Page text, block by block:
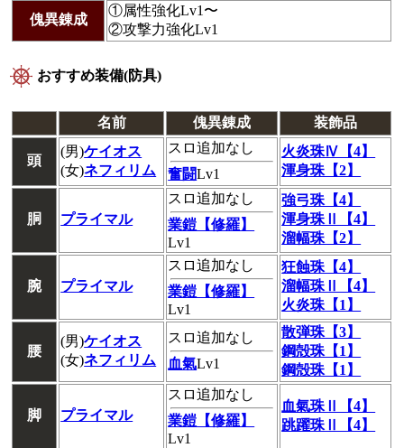
傀異錬成
①属性強化Lv1〜
②攻撃力強化Lv1
おすすめ装備(防具)
名前 傀異錬成 装飾品
頭
(男)ケイオス
(女)ネフィリム
スロ追加なし
奮闘Lv1
火炎珠Ⅳ【4】
渾身珠【2】
胴 プライマル
スロ追加なし
業鎧【修羅】
Lv1
強弓珠【4】
渾身珠Ⅱ【4】
溜幅珠【2】
腕 プライマル
スロ追加なし
業鎧【修羅】
Lv1
狂蝕珠【4】
溜幅珠Ⅱ【4】
火炎珠【1】
腰
(男)ケイオス
(女)ネフィリム
スロ追加なし
血氣Lv1
散弾珠【3】
鋼殻珠【1】
鋼殻珠【1】
脚 プライマル
スロ追加なし
業鎧【修羅】
Lv1
血氣珠Ⅱ【4】
跳躍珠Ⅱ【4】